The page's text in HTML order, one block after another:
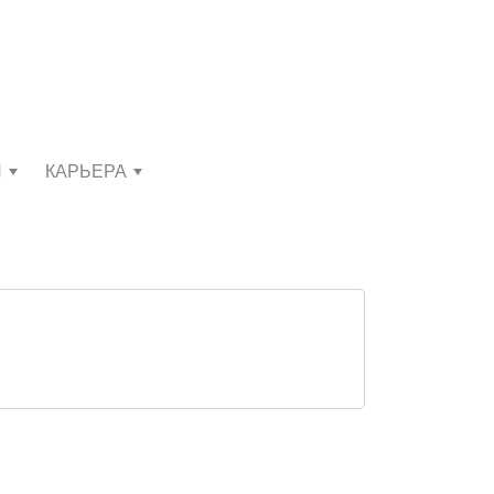
КАРЬЕРА